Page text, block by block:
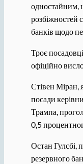
одностайним,
розбіжностей
банків щодо
Троє
офіційно
Стівен Міран,
посади
Трампа,
0,5
Остан Гулсбі,
резервного